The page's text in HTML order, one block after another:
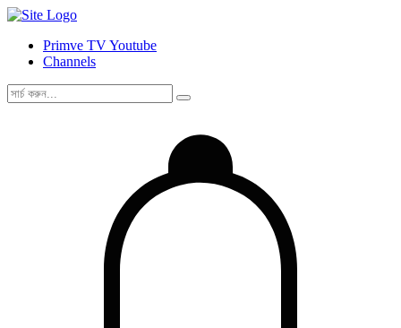
Primve TV Youtube
Channels